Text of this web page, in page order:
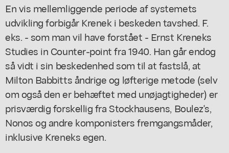
En vis mellemliggende periode af systemets
udvikling forbigår Krenek i beskeden tavshed. F.
eks. - som man vil have forstået - Ernst Kreneks
Studies in Counter-point fra 1940. Han går endog
så vidt i sin beskedenhed som til at fastslå, at
Milton Babbitts åndrige og løfterige metode (selv
om også den er behæftet med unøjagtigheder) er
prisværdig forskellig fra Stockhausens, Boulez's,
Nonos og andre komponisters fremgangsmåder,
inklusive Kreneks egen.